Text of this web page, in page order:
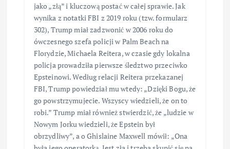
jako „złą” i kluczową postać w całej sprawie. Jak
wynika z notatki FBI z 2019 roku (tzw. formularz
302), Trump miał zadzwonić w 2006 roku do
ówczesnego szefa policji w Palm Beach na
Florydzie, Michaela Reitera, w czasie gdy lokalna
policja prowadziła pierwsze śledztwo przeciwko
Epsteinowi. Według relacji Reitera przekazanej
FBI, Trump powiedział mu wtedy: „Dzięki Bogu, że
go powstrzymujecie. Wszyscy wiedzieli, że on to
robi.” Trump miał również stwierdzić, że „ludzie w
Nowym Jorku wiedzieli, że Epstein był
obrzydliwy”, a o Ghislaine Maxwell mówił: „Ona